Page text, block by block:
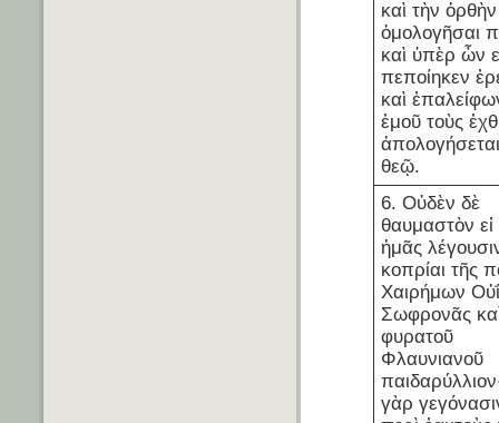
καὶ τὴν ὀρθὴν
ὁμολογῆσαι
καὶ ὑπὲρ ὧν
πεποίηκεν
καὶ
ἐμοῦ τοὺς
θεῷ.
6. Οὐδὲν δὲ
θαυμαστὸν
ἡμᾶς
κοπρίαι τῆς
Χαιρήμων
Σωφρονᾶς
φυρατοῦ
Φλαυνιανοῦ
γὰρ